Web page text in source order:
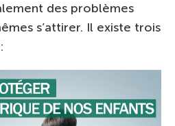
des problèmes
s’attirer. Il existe trois